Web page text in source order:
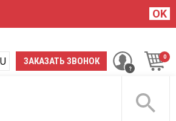
OK
ЗАКАЗАТЬ ЗВОНОК